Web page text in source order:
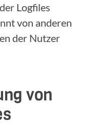
Logfiles
von anderen
der Nutzer
von